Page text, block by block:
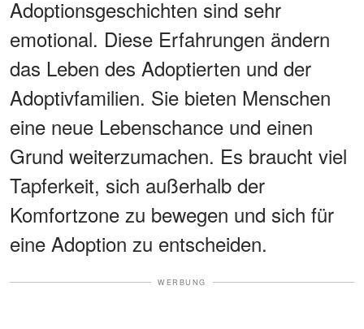
Adoptionsgeschichten sind sehr
emotional. Diese Erfahrungen ändern
das Leben des Adoptierten und der
Adoptivfamilien. Sie bieten Menschen
eine neue Lebenschance und einen
Grund weiterzumachen. Es braucht viel
Tapferkeit, sich außerhalb der
Komfortzone zu bewegen und sich für
eine Adoption zu entscheiden.
WERBUNG